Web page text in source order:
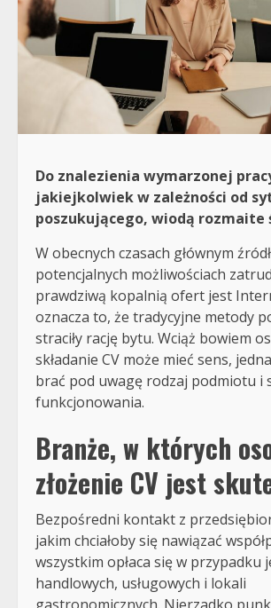
Do znalezienia wymarzonej
jakiejkolwiek w zależności od
poszukującego, wiodą rozmaite
W obecnych czasach głównym
potencjalnych możliwościach
prawdziwą kopalnią ofert jest
oznacza to, że tradycyjne metody
straciły rację bytu. Wciąż bowiem
składanie CV może mieć sens,
brać pod uwagę rodzaj podmiotu i
funkcjonowania.
Branże, w których
złożenie CV jest
Bezpośredni kontakt z
jakim chciałoby się nawiązać
wszystkim opłaca się w przypadku
handlowych, usługowych i lokali